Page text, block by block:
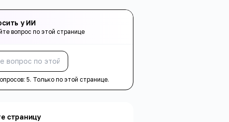
у ИИ
вопрос по этой странице
5. Только по этой странице.
страницу